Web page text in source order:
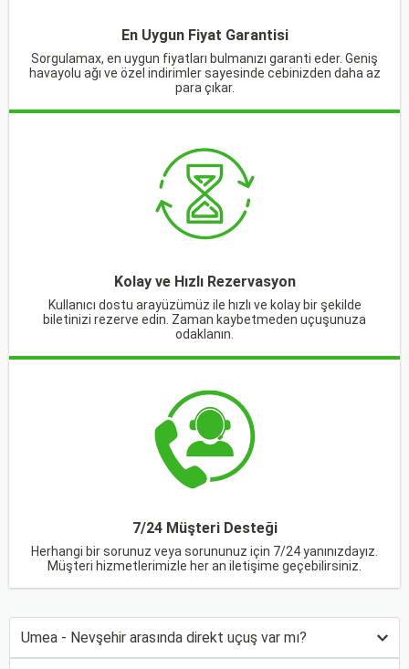
En Uygun Fiyat Garantisi
Sorgulamax, en uygun fiyatları bulmanızı garanti eder. Geniş
havayolu ağı ve özel indirimler sayesinde cebinizden daha az
para çıkar.
Kolay ve Hızlı Rezervasyon
Kullanıcı dostu arayüzümüz ile hızlı ve kolay bir şekilde
biletinizi rezerve edin. Zaman kaybetmeden uçuşunuza
odaklanın.
7/24 Müşteri Desteği
Herhangi bir sorunuz veya sorununuz için 7/24 yanınızdayız.
Müşteri hizmetlerimizle her an iletişime geçebilirsiniz.
Umea - Nevşehir arasında direkt uçuş var mı?